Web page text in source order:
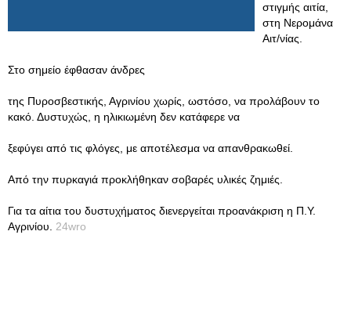
στιγμής αιτία,
στη Νερομάνα
Αιτ/νίας.
Στο σημείο έφθασαν άνδρες
της Πυροσβεστικής, Αγρινίου χωρίς, ωστόσο, να προλάβουν το
κακό. Δυστυχώς, η ηλικιωμένη δεν κατάφερε να
ξεφύγει από τις φλόγες, με αποτέλεσμα να απανθρακωθεί.
Από την πυρκαγιά προκλήθηκαν σοβαρές υλικές ζημιές.
Για τα αίτια του δυστυχήματος διενεργείται προανάκριση η Π.Υ.
Αγρινίου. 24wro